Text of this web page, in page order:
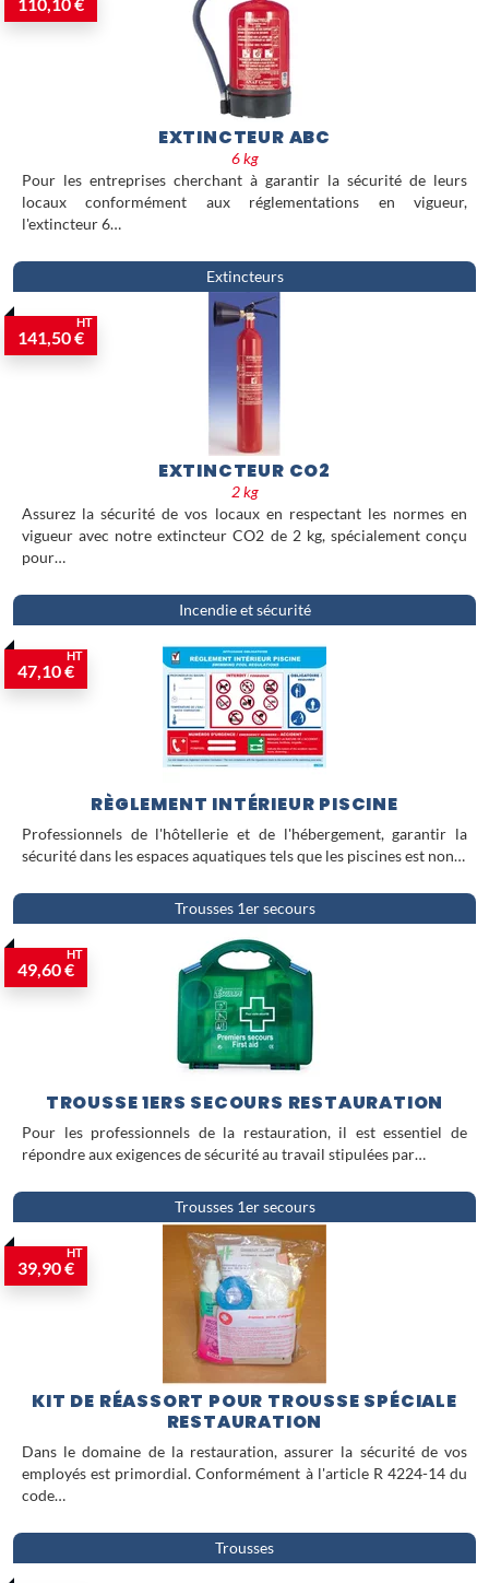
base d'une organisation
professionnelle sérieuse, à la hauteur
des exigences du secteur alimentaire.
EXTINCTEUR ABC
6 kg
Pour les entreprises cherchant à garantir la sécurité de leurs
locaux conformément aux réglementations en vigueur,
l'extincteur 6…
Extincteurs
141,50 €
HT
EXTINCTEUR CO2
2 kg
Assurez la sécurité de vos locaux en respectant les normes en
vigueur avec notre extincteur CO2 de 2 kg, spécialement conçu
pour…
Incendie et sécurité
47,10 €
HT
RÈGLEMENT INTÉRIEUR PISCINE
Professionnels de l'hôtellerie et de l'hébergement, garantir la
sécurité dans les espaces aquatiques tels que les piscines est non…
Trousses 1er secours
49,60 €
HT
TROUSSE 1ERS SECOURS RESTAURATION
Pour les professionnels de la restauration, il est essentiel de
répondre aux exigences de sécurité au travail stipulées par…
Trousses 1er secours
39,90 €
HT
KIT DE RÉASSORT POUR TROUSSE SPÉCIALE
RESTAURATION
Dans le domaine de la restauration, assurer la sécurité de vos
employés est primordial. Conformément à l'article R 4224-14 du
code…
Trousses